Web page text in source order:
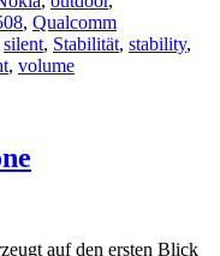
, Qualcomm
silent, Stabilität, stability,
, volume
auf den ersten Blick